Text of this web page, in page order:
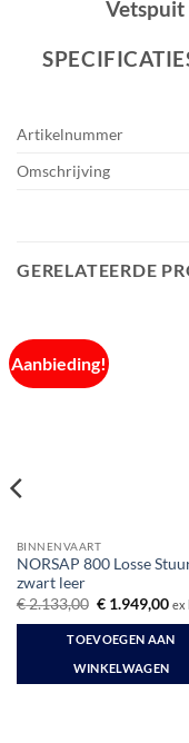
Artikelnummer
Omschrijving
GERELATEERDE
Aanbieding!
BINNENVAART
NORSAP 800 Losse
zwart leer
€2.133,00
was:
€ 2.133,00.
€1.949,00
is:
€
ex
TOEVOEGEN AAN
WINKELWAGEN